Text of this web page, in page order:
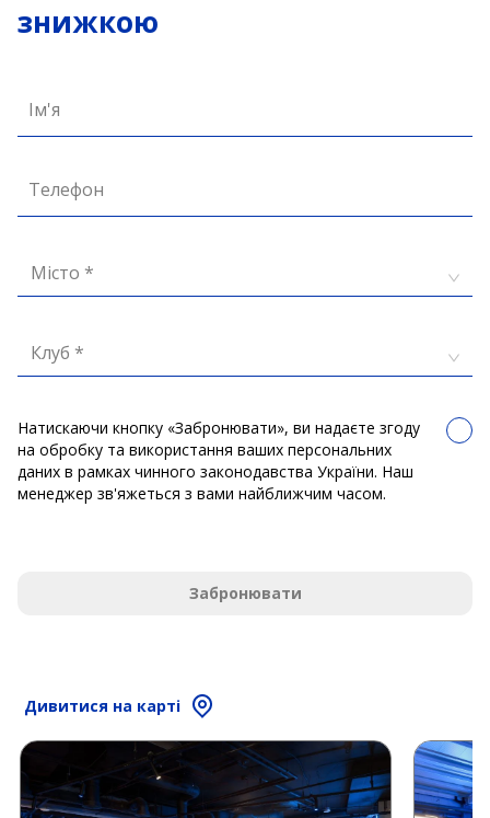
знижкою
Ім'я
Телефон
Місто *
Клуб *
Натискаючи кнопку «Забронювати», ви надаєте згоду
на обробку та використання ваших персональних
даних в рамках чинного законодавства України. Наш
менеджер зв'яжеться з вами найближчим часом.
Забронювати
Дивитися на карті